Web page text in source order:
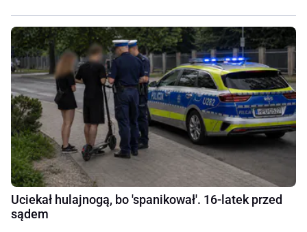
Uciekał hulajnogą, bo 'spanikował'. 16-latek przed
sądem